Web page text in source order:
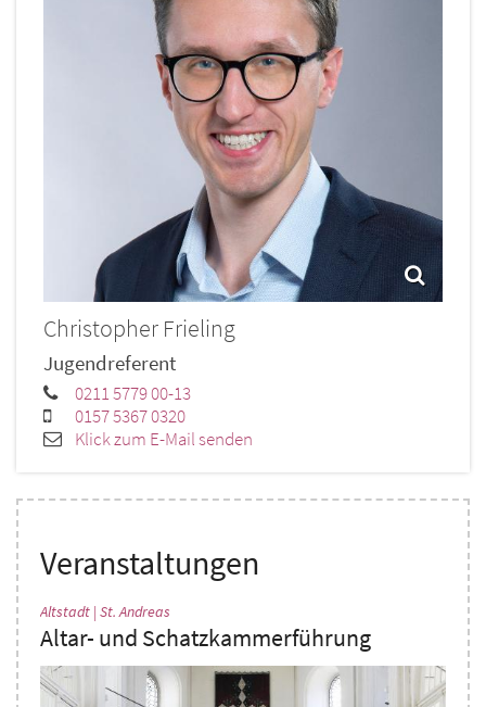
Christopher Frieling
Jugendreferent
0211 5779 00-13
0157 5367 0320
Klick zum E-Mail senden
Veranstaltungen
Altstadt | St. Andreas
Altar- und Schatzkammerführung